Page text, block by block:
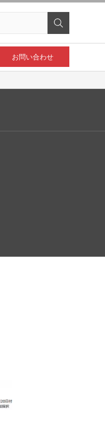
お問い合わせ